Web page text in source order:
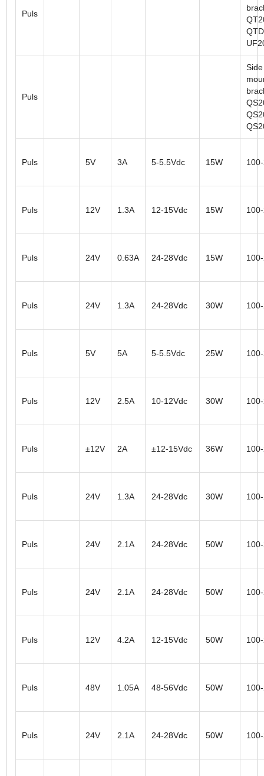
Puls
Puls
Side
Puls 5V 3A 5-5.5Vdc 15W
Puls 12V 1.3A 12-15Vdc 15W
Puls 24V 0.63A 24-28Vdc 15W
Puls 24V 1.3A 24-28Vdc 30W
Puls 5V 5A 5-5.5Vdc 25W
Puls 12V 2.5A 10-12Vdc 30W
Puls ±12V 2A ±12-15Vdc 36W
Puls 24V 1.3A 24-28Vdc 30W
Puls 24V 2.1A 24-28Vdc 50W
Puls 24V 2.1A 24-28Vdc 50W
Puls 12V 4.2A 12-15Vdc 50W
Puls 48V 1.05A 48-56Vdc 50W
Puls 24V 2.1A 24-28Vdc 50W